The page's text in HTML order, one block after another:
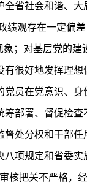
省社会和谐、
绩观存在一定偏
；对基层党的
很好地发挥理
员在党意识、
部署、督促检
处分权和干部
项规定和省委
核把关不严格，